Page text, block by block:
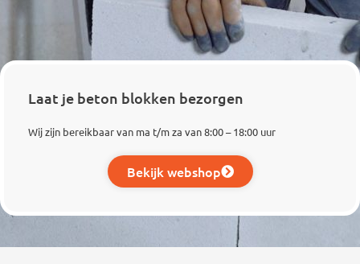
Laat je beton blokken bezorgen
Wij zijn bereikbaar van ma t/m za van 8:00 – 18:00 uur
Bekijk webshop